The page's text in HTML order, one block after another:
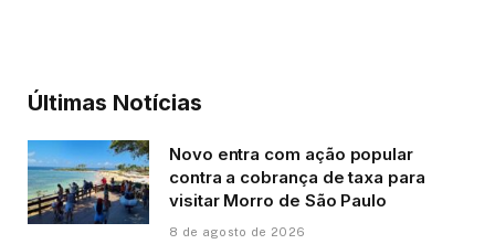
Últimas Notícias
Novo entra com ação popular
contra a cobrança de taxa para
visitar Morro de São Paulo
8 de agosto de 2026